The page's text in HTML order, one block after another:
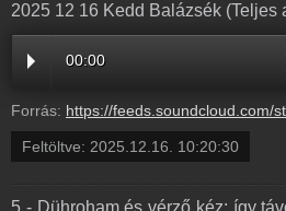
2025 12 16 Kedd Balázsék (Teljes
00:00
Forrás: https://feeds.soundcloud.com/stream/2230570778-balazsek-2025-12-16-kedd-balazsek-
Feltöltve: 2025.12.16. 10:20:30
5 - Dühroham és vérző kéz: így